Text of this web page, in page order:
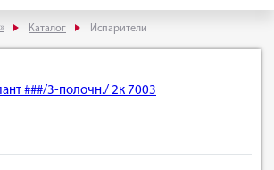
Каталог Испарители